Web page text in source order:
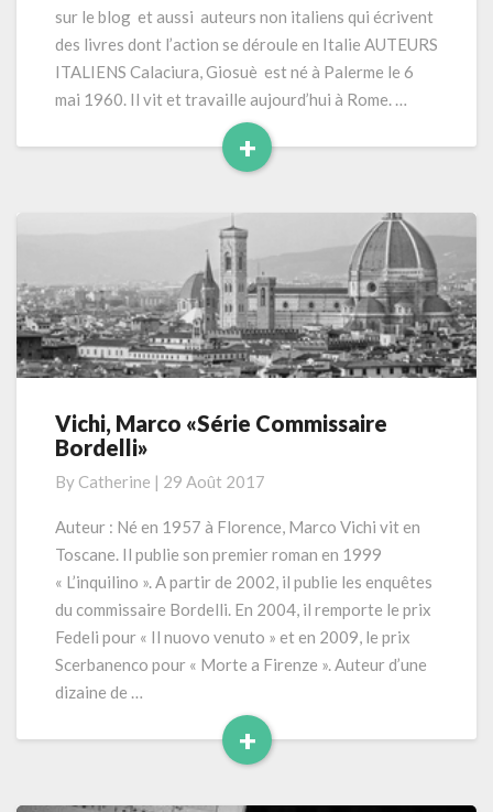
sur le blog et aussi auteurs non italiens qui écrivent
des livres dont l’action se déroule en Italie AUTEURS
ITALIENS Calaciura, Giosuè est né à Palerme le 6
mai 1960. Il vit et travaille aujourd’hui à Rome. …
+
Read
Vichi,
Marco
Commissaire
Bordelli»
Vichi, Marco «Série Commissaire
Bordelli»
By Catherine | 29 Août 2017
Auteur : Né en 1957 à Florence, Marco Vichi vit en
Toscane. Il publie son premier roman en 1999
« L’inquilino ». A partir de 2002, il publie les enquêtes
du commissaire Bordelli. En 2004, il remporte le prix
Fedeli pour « Il nuovo venuto » et en 2009, le prix
Scerbanenco pour « Morte a Firenze ». Auteur d’une
dizaine de …
+
Read